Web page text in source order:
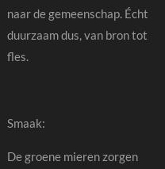
naar de gemeenschap. Écht
duurzaam dus, van bron tot
fles.
Smaak:
De groene mieren zorgen